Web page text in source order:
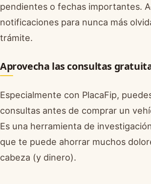
pendientes o fechas importantes.
notificaciones para nunca más
trámite.
Aprovecha las consultas
Especialmente con PlacaFip,
consultas antes de comprar un
Es una herramienta de
que te puede ahorrar muchos
cabeza (y dinero).